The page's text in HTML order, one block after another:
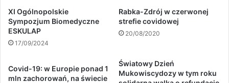
XI Ogólnopolskie
Sympozjum Biomedyczne
ESKULAP
17/09/2024
Rabka-Zdrój w czerwonej
strefie covidowej
20/08/2020
Covid-19: w Europie ponad 1
mln zachorowań, na świecie
Światowy Dzień
Mukowiscydozy w tym roku